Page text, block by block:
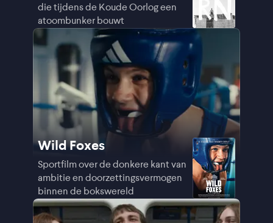
die tijdens de Koude Oorlog een
atoombunker bouwt
Wild Foxes
Sportfilm over de donkere kant van
ambitie en doorzettingsvermogen
binnen de bokswereld